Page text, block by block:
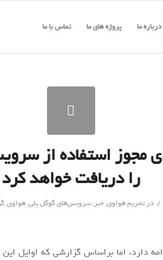
درباره ما پروژه های ما تماس با ما
مجوز استفاده از
را دریافت خواهد کرد
/ درتحریم هواوی,خبر,سرویس‌های گوگل پلی,هواوی,
دارد، اما براساس گزارشی که اوایل